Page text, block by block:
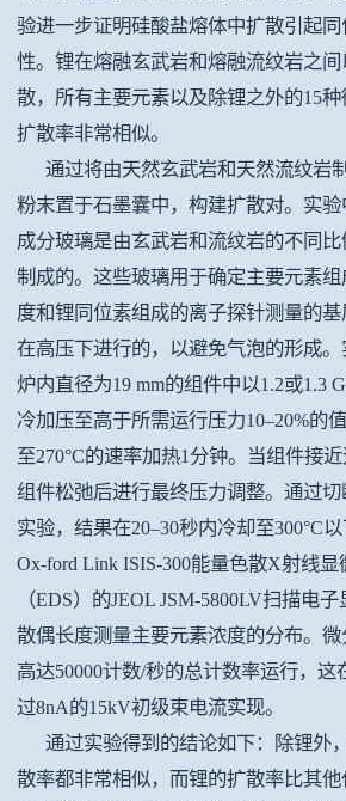
验进一步证明硅酸盐熔体中扩散引起
性。锂在熔融玄武岩和熔融流纹岩之
散，所有主要元素以及除锂之外的15
扩散率非常相似。
通过将由天然玄武岩和天然流纹岩
粉末置于石墨囊中，构建扩散对。实验
成分玻璃是由玄武岩和流纹岩的不同
制成的。这些玻璃用于确定主要元素
度和锂同位素组成的离子探针测量的
在高压下进行的，以避免气泡的形成
炉内直径为19 mm的组件中以1.2或1.3
冷加压至高于所需运行压力10–20%的
至270°C的速率加热1分钟。当组件接
组件松弛后进行最终压力调整。通过
实验，结果在20–30秒内冷却至300°C
Ox-ford Link ISIS-300能量色散X射线
（EDS）的JEOL JSM-5800LV扫描电
散偶长度测量主要元素浓度的分布。
高达50000计数/秒的总计数率运行，这
过8nA的15kV初级束电流实现。
通过实验得到的结论如下：除锂外
散率都非常相似，而锂的扩散率比其